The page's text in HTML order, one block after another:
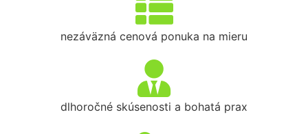
nezáväzná cenová ponuka na mieru
dlhoročné skúsenosti a bohatá prax